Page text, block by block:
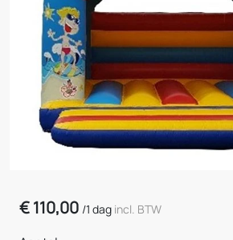
€110,00 /1 dag incl. BTW